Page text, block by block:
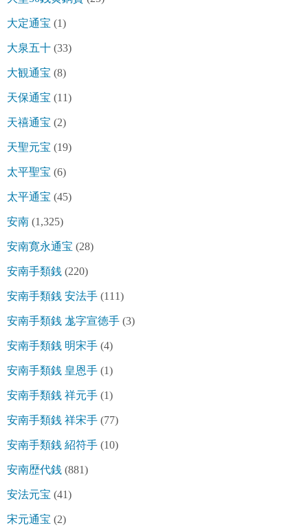
大定通宝 (1)
大泉五十 (33)
大観通宝 (8)
天保通宝 (11)
天禧通宝 (2)
天聖元宝 (19)
太平聖宝 (6)
太平通宝 (45)
安南 (1,325)
安南寛永通宝 (28)
安南手類銭 (220)
安南手類銭 安法手 (111)
安南手類銭 尨字宣徳手 (3)
安南手類銭 明宋手 (4)
安南手類銭 皇恩手 (1)
安南手類銭 祥元手 (1)
安南手類銭 祥宋手 (77)
安南手類銭 紹符手 (10)
安南歴代銭 (881)
安法元宝 (41)
宋元通宝 (2)